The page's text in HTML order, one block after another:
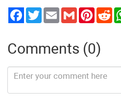
TwitterEmail Gmail
Comments (0)